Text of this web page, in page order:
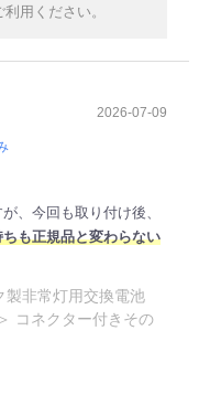
用ください。
2026-07-09
、今回も取り付け後、
ちも正規品と変わらない
製非常灯用交換電池
コネクター付きその